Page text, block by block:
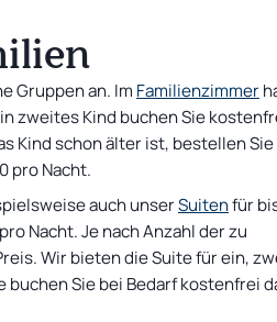
& Peter - Herzen im
Gruppen an. Im Familienzimmer
zweites Kind buchen Sie
Kind schon älter ist, bestellen Sie
pro Nacht.
auch unserSuitenfür
Nacht. Je nach Anzahl der zu
Wir bieten die Suite für ein,
buchen Sie bei Bedarf kostenfrei